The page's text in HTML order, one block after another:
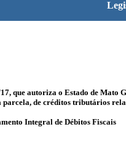
que autoriza o Estado de Mato
parcela, de créditos tributários
Integral de Débitos Fiscais